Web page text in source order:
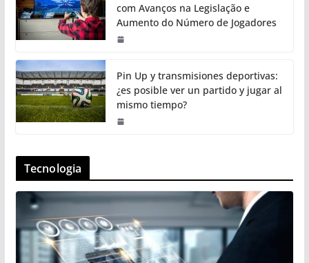
com Avanços na Legislação e
Aumento do Número de Jogadores
Pin Up y transmisiones deportivas:
¿es posible ver un partido y jugar al
mismo tiempo?
Tecnologia